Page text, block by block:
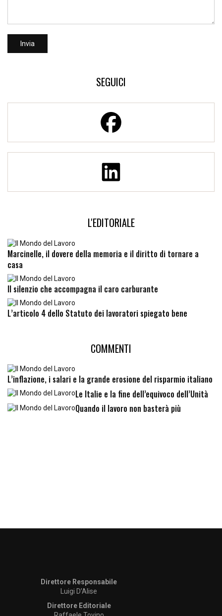
SEGUICI
L'EDITORIALE
Marcinelle, il dovere della memoria e il diritto di tornare a
casa
Il silenzio che accompagna il caro carburante
L’articolo 4 dello Statuto dei lavoratori spiegato bene
COMMENTI
L’inflazione, i salari e la grande erosione del risparmio italiano
Le Italie e la fine dell’equivoco dell’Unità
Quando il lavoro non basterà più
Direttore Responsabile
Luigi D’Alise
Direttore Editoriale